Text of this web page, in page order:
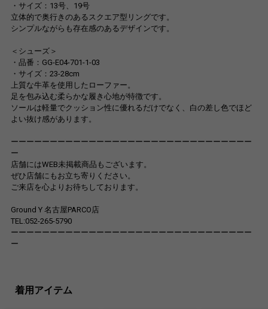
・サイズ：13号、19号
立体的で奥行きのあるスクエア型リングです。
シンプルながらも存在感のあるデザインです。
＜シューズ＞
・品番：GG-E04-701-1-03
・サイズ：23-28cm
上質な牛革を使用したローファー。
足を包み込む柔らかな履き心地が特徴です。
ソールは軽量でクッション性に優れるだけでなく、白の差し色でほど
よい抜け感があります。
ーーーーーーーーーーーーーーーーーーーーーーーーーーーーーーー
ー
店舗にはWEB未掲載商品もございます。
ぜひ店舗にもお立ち寄りください。
ご来店を心よりお待ちしております。
Ground Y 名古屋PARCO店
TEL:052-265-5790
ーーーーーーーーーーーーーーーーーーーーーーーーーーーーーーー
ー
着用アイテム